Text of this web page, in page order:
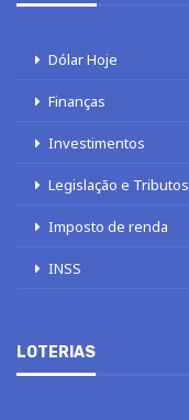
Dólar Hoje
Finanças
Investimentos
Legislação e Tributos
Imposto de renda
INSS
LOTERIAS